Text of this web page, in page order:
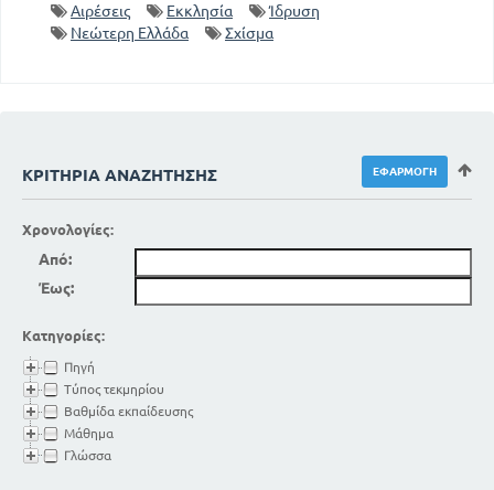
Αιρέσεις
Εκκλησία
Ίδρυση
Νεώτερη Ελλάδα
Σχίσμα
ΚΡΙΤΉΡΙΑ ΑΝΑΖΉΤΗΣΗΣ
Χρονολογίες:
Από:
Έως:
Κατηγορίες:
Πηγή
Τύπος τεκμηρίου
Βαθμίδα εκπαίδευσης
Μάθημα
Γλώσσα